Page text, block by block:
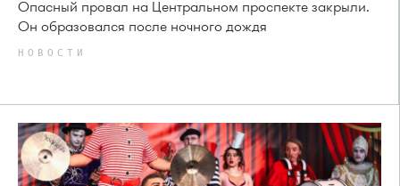
Опасный провал на Центральном проспекте закрыли.
Он образовался после ночного дождя
НОВОСТИ